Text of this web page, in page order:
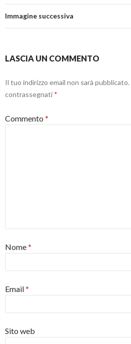
Immagine successiva
LASCIA UN COMMENTO
Il tuo indirizzo email non sarà pubblicato.
contrassegnati *
Commento *
Nome*
Email*
Sito web